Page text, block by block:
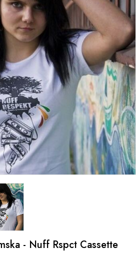
- Nuff Rspct Cassette